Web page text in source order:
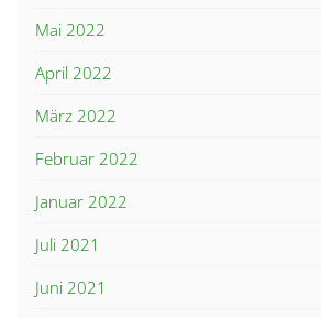
Mai 2022
April 2022
März 2022
Februar 2022
Januar 2022
Juli 2021
Juni 2021